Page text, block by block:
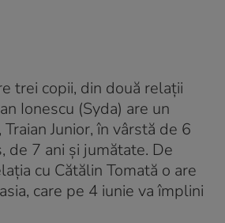
trei copii, din două relații
Ionescu (Syda) are un
Junior, în vârstă de 6
de 7 ani și jumătate. De
cu Cătălin Tomată o are
care pe 4 iunie va împlini